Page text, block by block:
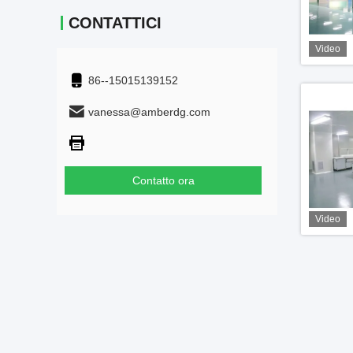
CONTATTICI
86--15015139152
vanessa@amberdg.com
Contatto ora
Video
Video